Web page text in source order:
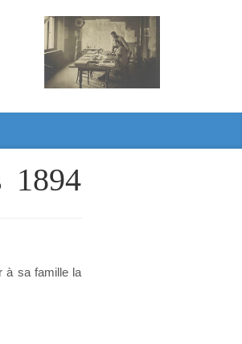
1894
à sa famille la